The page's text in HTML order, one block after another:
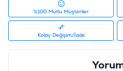
Ham Yağ
Ham Kül
%100 Mutlu Müşteriler
Kolay Değişim/İade